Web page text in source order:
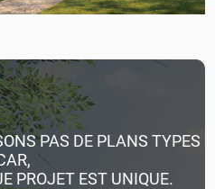
PAS DE PLANS TYPES
PROJET EST UNIQUE.